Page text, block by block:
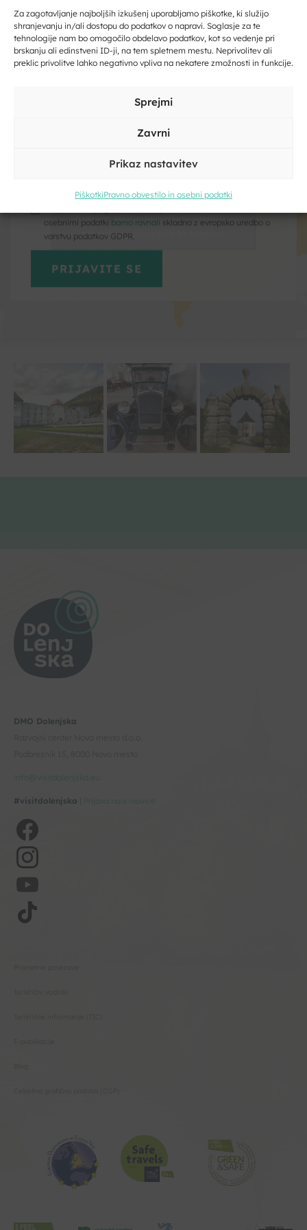
Za zagotavljanje najboljših izkušenj uporabljamo piškotke, ki služijo
shranjevanju in/ali dostopu do podatkov o napravi. Soglasje za te
tehnologije nam bo omogočilo obdelavo podatkov, kot so vedenje pri
brskanju ali edinstveni ID-ji, na tem spletnem mestu. Neprivolitev ali
preklic privolitve lahko negativno vpliva na nekatere zmožnosti in funkcije.
Sprejmi
Zavrni
Prikaz nastavitev
PiškotkiPravno obvestilo in osebni podatki
Od 25. 7. 2026 ob 15:00 do 26. 7. 2026 ob 19:00
+386(0)7 384 5188
visit@dolenjske-toplice.si
Kliknite, če želite sprejeti piškotke
trženje in omogočiti to vsebino
DMO Dolenjska
info@visitdolenjska.eu
#visitdolenjska Prijava na e-novice
Vpišite svoj e-naslov
trženje in omogočiti to vsebino
Strinjam se s pogoji storitve in politiko zasebnosti. Z vašimi
osebnimi podatki